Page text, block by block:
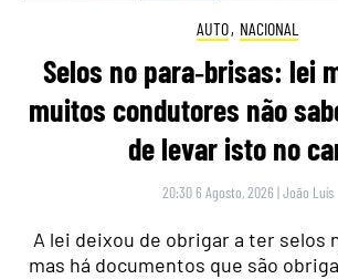
AUTO, NACIONAL
Selos no para‑brisas: lei
muitos condutores não
de levar isto no
20:30 6 Agosto, 2026 |João Luís
A lei deixou de obrigar a ter selos
mas há documentos que são